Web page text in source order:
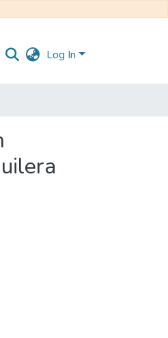
Log In